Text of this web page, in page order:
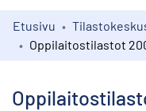
Kokoelmat
Etusivu
Oppilaitostilastot